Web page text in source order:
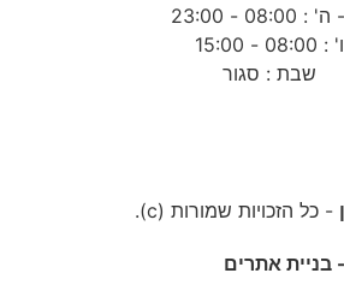
- 23:00
ו' : 08:00 - 15:00
שבת : סגור
- כל הזכויות שמורות (c).